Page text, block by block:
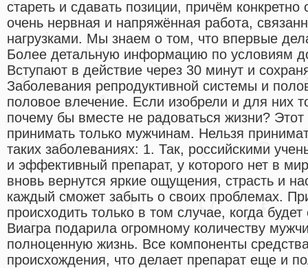
стареть и сдавать позиции, причём
очень нервная и напряжённая работа,
нагрузками. Мы знаем о том, что впервые
Более детальную информацию по условиям
Вступают в действие через 30 минут и
Заболевания репродуктивной системы и
половое влечение. Если изобрели и для них
почему бы вместе не радоваться жизни?
принимать только мужчинам. Нельзя
таких заболеваниях: 1. Так, российскими
и эффективный препарат, у которого нет в
вновь вернутся яркие ощущения, страсть и
каждый сможет забыть о своих проблемах.
происходить только в том случае, когда
Виагра подарила огромному количеству
полноценную жизнь. Все компоненты
происхождения, что делает препарат еще и